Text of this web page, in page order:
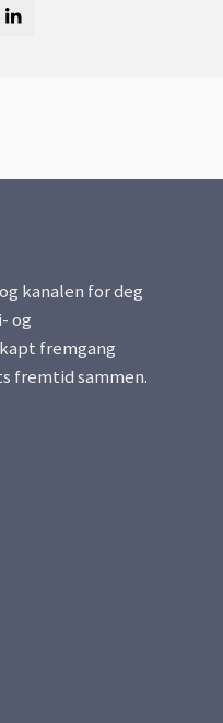
kanalen for deg
og
fremgang
fremtid sammen.